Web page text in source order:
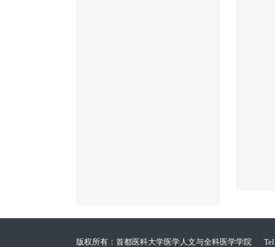
版权所有：首都医科大学医学人文与全科医学学院